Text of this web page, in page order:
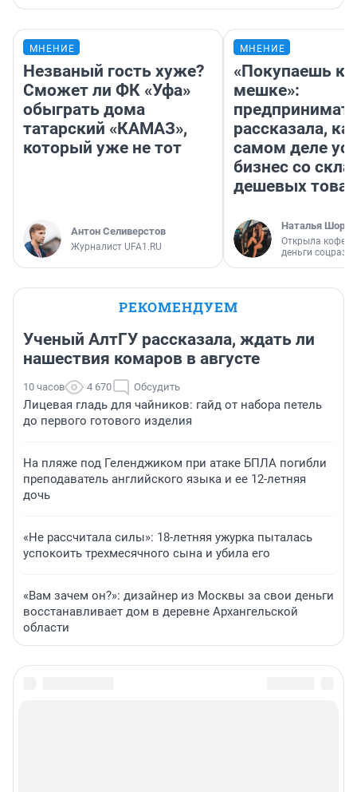
МНЕНИЕ
Незваный гость хуже?
Сможет ли ФК «Уфа»
обыграть дома
татарский «КАМАЗ»,
который уже не тот
Антон Селиверстов
Журналист UFA1.RU
МНЕНИЕ
«Покупаешь
мешке»:
рассказала,
самом деле
бизнес со
дешевых
Наталья
Открыла
деньги
РЕКОМЕНДУЕМ
Ученый АлтГУ рассказала, ждать ли
нашествия комаров в августе
10 часов 4 670 Обсудить
Лицевая гладь для чайников: гайд от набора петель
до первого готового изделия
На пляже под Геленджиком при атаке БПЛА погибли
преподаватель английского языка и ее 12-летняя
дочь
«Не рассчитала силы»: 18-летняя ужурка пыталась
успокоить трехмесячного сына и убила его
«Вам зачем он?»: дизайнер из Москвы за свои деньги
восстанавливает дом в деревне Архангельской
области